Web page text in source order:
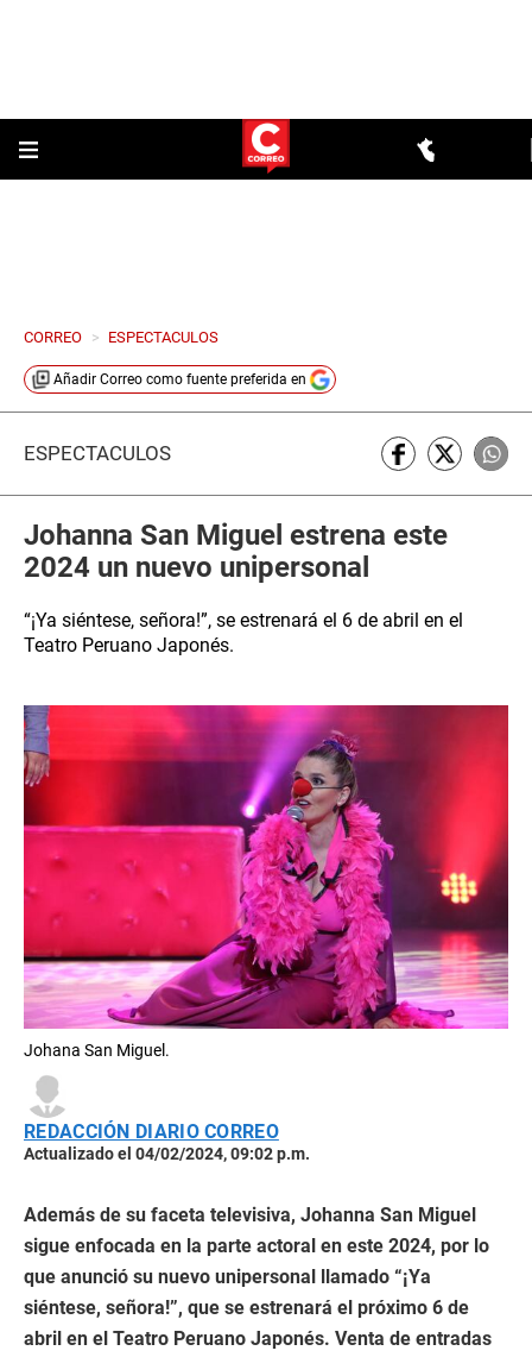
CORREO > ESPECTACULOS
Añadir Correo como fuente preferida en
ESPECTÁCULOS
Johanna San Miguel estrena este
2024 un nuevo unipersonal
“¡Ya siéntese, señora!”, se estrenará el 6 de abril en el
Teatro Peruano Japonés.
Johana San Miguel.
REDACCIÓN DIARIO CORREO
Actualizado el 04/02/2024, 09:02 p.m.
Además de su faceta televisiva, Johanna San Miguel
sigue enfocada en la parte actoral en este 2024, por lo
que anunció su nuevo unipersonal llamado “¡Ya
siéntese, señora!”, que se estrenará el próximo 6 de
abril en el Teatro Peruano Japonés. Venta de entradas